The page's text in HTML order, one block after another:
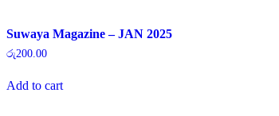
Suwaya Magazine – JAN 2025
රු200.00
Add to cart